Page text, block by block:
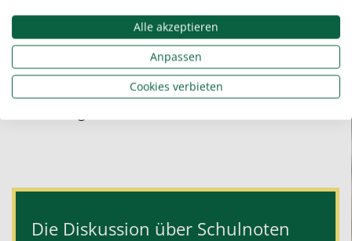
Beispielsweise sollte in Berlin bei der
Leistungsbeurteilung immer auch der
individuelle Entwicklungsprozess
berücksichtigt werden, während dies in
Baden-Württemberg nicht
Die Diskussion über Schulnoten
Alle akzeptieren
Anpassen
Cookies verbieten